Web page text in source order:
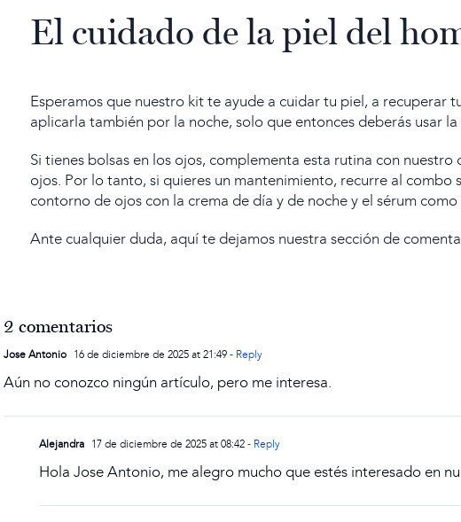
El cuidado de la piel del
Esperamos que nuestro kit te ayude a cuidar tu piel, a recuperar
aplicarla también por la noche, solo que entonces deberás usar
Si tienes bolsas en los ojos, complementa esta rutina con nuestro
ojos. Por lo tanto, si quieres un mantenimiento, recurre al
contorno de ojos con la crema de día y de noche y el sérum
Ante cualquier duda, aquí te dejamos nuestra sección de
2 comentarios
Jose Antonio 16 de diciembre de 2025 at 21:49- Reply
Aún no conozco ningún artículo, pero me interesa.
Alejandra 17 de diciembre de 2025 at 08:42- Reply
Hola Jose Antonio, me alegro mucho que estés interesado en